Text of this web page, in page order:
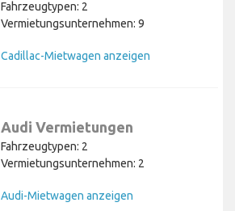
Fahrzeugtypen: 2
Vermietungsunternehmen: 9
Cadillac-Mietwagen anzeigen
Audi Vermietungen
Fahrzeugtypen: 2
Vermietungsunternehmen: 2
Audi-Mietwagen anzeigen